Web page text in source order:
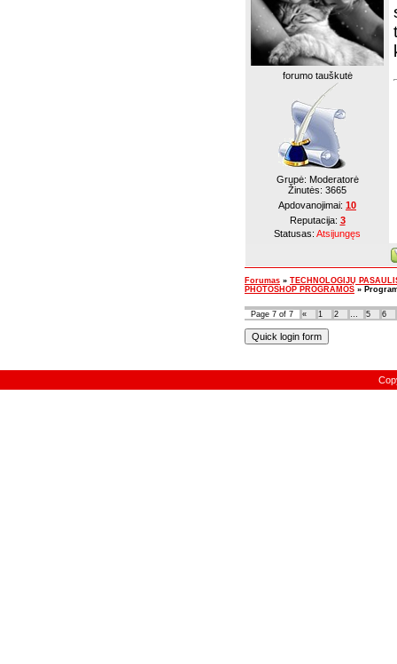
forumo tauškutė
Grupė: Moderatorė
Žinutės: 3665
Apdovanojimai: 10
Reputacija: 3
Statusas: Atsijungęs
Forumas » TECHNOLOGIJŲ
PHOTOSHOP PROGRAMOS »
Page 7 of 7 « 1 2 … 5 6